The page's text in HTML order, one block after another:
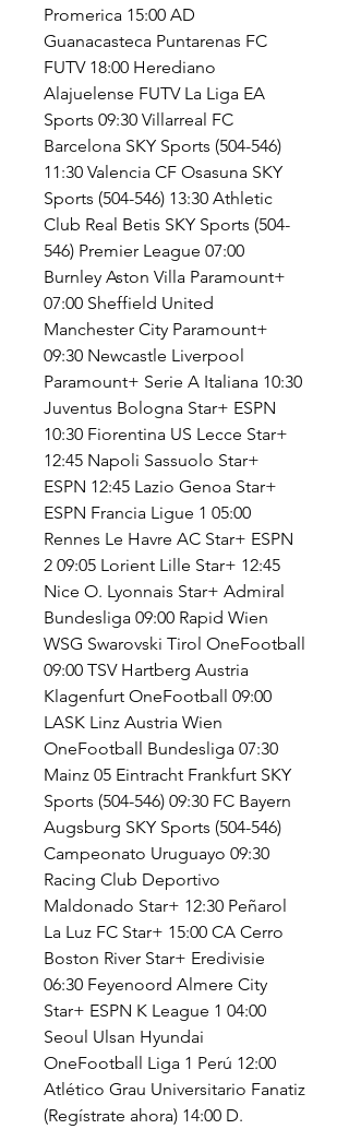
Promerica 15:00 AD
Guanacasteca Puntarenas FC
FUTV 18:00 Herediano
Alajuelense FUTV La Liga EA
Sports 09:30 Villarreal FC
Barcelona SKY Sports (504-546)
11:30 Valencia CF Osasuna SKY
Sports (504-546) 13:30 Athletic
Club Real Betis SKY Sports (504-
546) Premier League 07:00
Burnley Aston Villa Paramount+
07:00 Sheffield United
Manchester City Paramount+
09:30 Newcastle Liverpool
Paramount+ Serie A Italiana 10:30
Juventus Bologna Star+ ESPN
10:30 Fiorentina US Lecce Star+
12:45 Napoli Sassuolo Star+
ESPN 12:45 Lazio Genoa Star+
ESPN Francia Ligue 1 05:00
Rennes Le Havre AC Star+ ESPN
2 09:05 Lorient Lille Star+ 12:45
Nice O. Lyonnais Star+ Admiral
Bundesliga 09:00 Rapid Wien
WSG Swarovski Tirol OneFootball
09:00 TSV Hartberg Austria
Klagenfurt OneFootball 09:00
LASK Linz Austria Wien
OneFootball Bundesliga 07:30
Mainz 05 Eintracht Frankfurt SKY
Sports (504-546) 09:30 FC Bayern
Augsburg SKY Sports (504-546)
Campeonato Uruguayo 09:30
Racing Club Deportivo
Maldonado Star+ 12:30 Peñarol
La Luz FC Star+ 15:00 CA Cerro
Boston River Star+ Eredivisie
06:30 Feyenoord Almere City
Star+ ESPN K League 1 04:00
Seoul Ulsan Hyundai
OneFootball Liga 1 Perú 12:00
Atlético Grau Universitario Fanatiz
(Regístrate ahora) 14:00 D.